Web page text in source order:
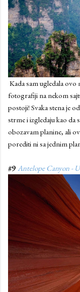
Kada sam ugledala
fotografiji na nekom
postoji! Svaka stena je
strme i izgledaju kao da
obozavam planine, ali
porediti ni sa jednim
#9 Antelope Canyon -